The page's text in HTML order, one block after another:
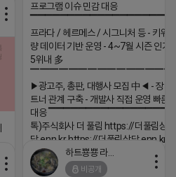
프로그램 이슈 민감 대응
▔▔▔▔▔▔▔▔▔▔▔▔▔▔▔▔▔▔ ▶
프라다 / 헤르메스 / 시그니처 등 - 키워
량 데이터 기반 운영 - 4~7월 시즌 인기
5위내 多
▶광고주, 총판, 대행사 모집 中◀ - 장기
트너 관계 구축 - 개발사 직접 운영 빠른
대응
톡)주식회사 더 풀림 https://더풀림상
담.enn.kr https://더풀림상담.enn.kr
2026-04-18 17:26
하트뿅뿅 라이언
비공개